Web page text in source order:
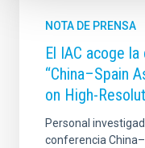
NOTA DE PRENSA
El IAC acoge
“China–Spain
on High-
Personal
conferencia